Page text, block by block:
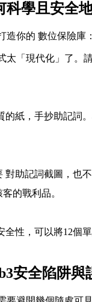
學且安全
造你的 數位保險庫
「現代化」了。請
的紙，手抄助記詞
對助記詞截圖，也
的戰利品。
全性，可以將12個
安全陷阱與